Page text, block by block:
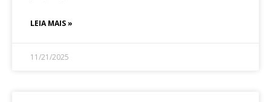
LEIA MAIS »
11/21/2025